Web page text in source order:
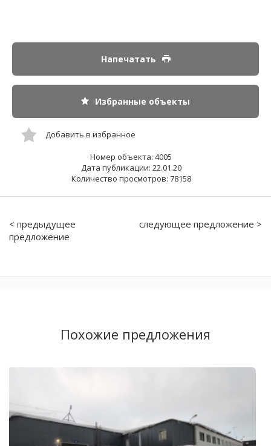
Напечатать
Избранные объекты
Добавить в избранное
Номер объекта: 4005
Дата публикации: 22.01.20
Количество просмотров: 78158
< предыдущее
предложение
следующее предложение >
Похожие предложения